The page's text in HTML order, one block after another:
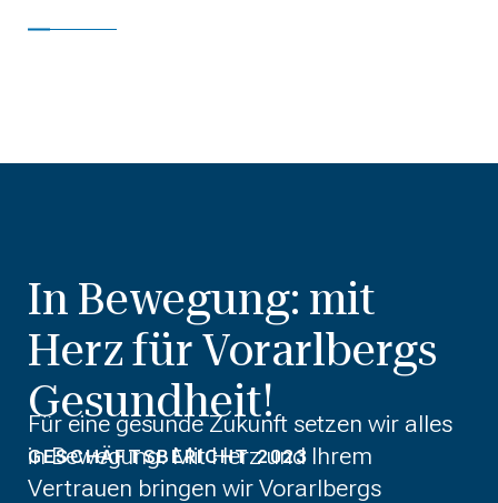
In Bewegung: mit
Herz für Vorarlbergs
Gesundheit!
GESCHÄFTSBERICHT 2023
Für eine gesunde Zukunft setzen wir alles
in Bewegung. Mit Herz und Ihrem
Vertrauen bringen wir Vorarlbergs